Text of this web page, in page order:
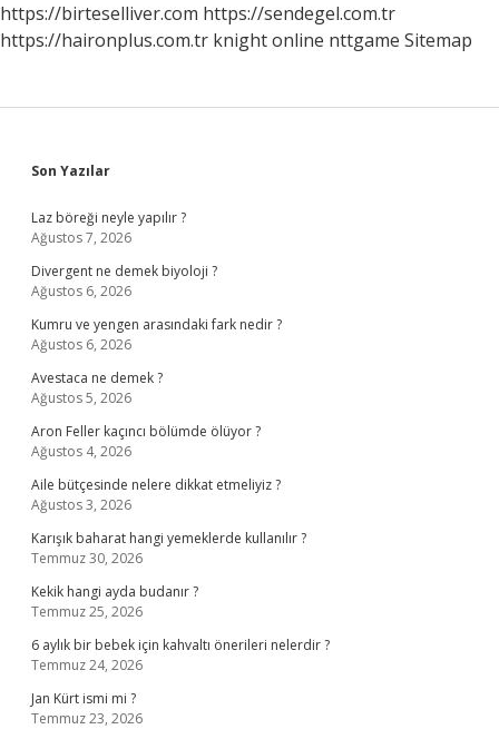
https://birteselliver.com https://sendegel.com.tr
https://haironplus.com.tr knight online nttgame Sitemap
Sidebar
Son Yazılar
Laz böreği neyle yapılır ?
Ağustos 7, 2026
Divergent ne demek biyoloji ?
Ağustos 6, 2026
Kumru ve yengen arasındaki fark nedir ?
Ağustos 6, 2026
Avestaca ne demek ?
Ağustos 5, 2026
Aron Feller kaçıncı bölümde ölüyor ?
Ağustos 4, 2026
Aile bütçesinde nelere dikkat etmeliyiz ?
Ağustos 3, 2026
Karışık baharat hangi yemeklerde kullanılır ?
Temmuz 30, 2026
Kekik hangi ayda budanır ?
Temmuz 25, 2026
6 aylık bir bebek için kahvaltı önerileri nelerdir ?
Temmuz 24, 2026
Jan Kürt ismi mi ?
Temmuz 23, 2026